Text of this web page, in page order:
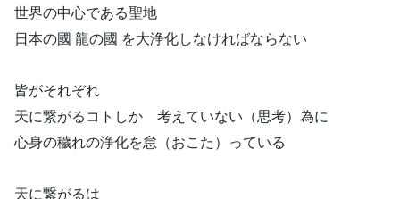
世界の中心である聖地
日本の國 龍の國 を大浄化しなければならない
皆がそれぞれ
天に繋がるコトしか 考えていない（思考）為に
心身の穢れの浄化を怠（おこた）っている
天に繋がるは